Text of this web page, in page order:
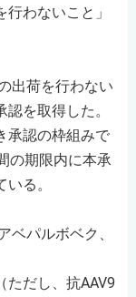
わないこと」
出荷を行わない
を取得した。
承認の枠組みで
の期限内に本承
る。
ベパルボベク、
ただし、抗AAV9